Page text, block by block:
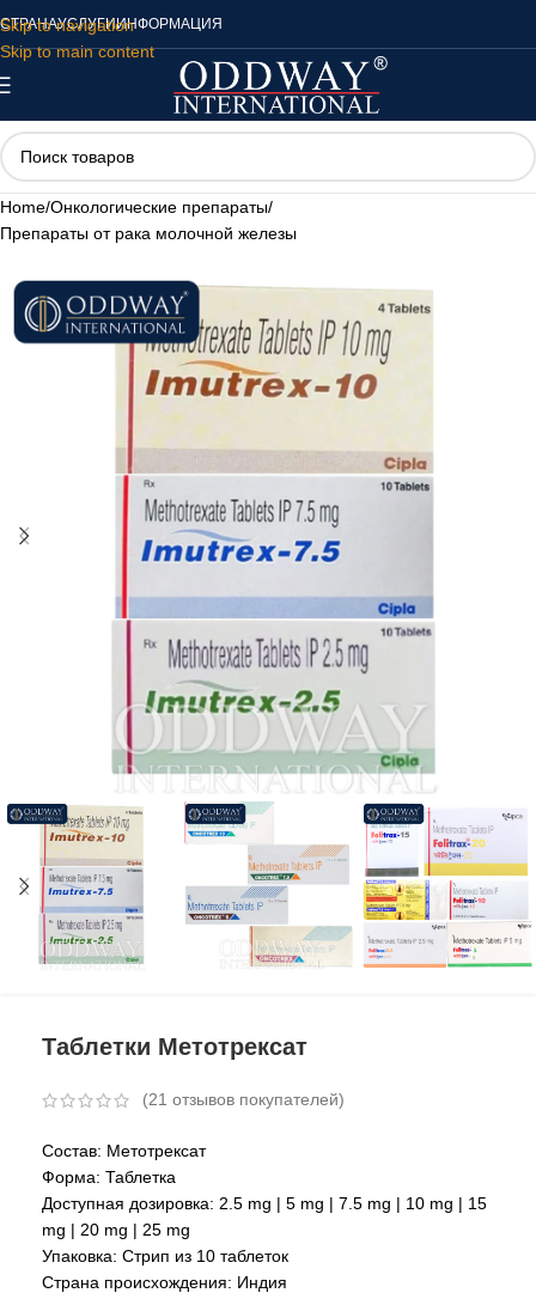
Skip to navigation
Skip to main content
СТРАНАУСЛУГИИНФОРМАЦИЯ
Home/Онкологические препараты/
Препараты от рака молочной железы
Таблетки Метотрексат
(21 отзывов покупателей)
Состав: Метотрексат
Форма: Таблетка
Доступная дозировка: 2.5 mg | 5 mg | 7.5 mg | 10 mg | 15
mg | 20 mg | 25 mg
Упаковка: Стрип из 10 таблеток
Страна происхождения: Индия